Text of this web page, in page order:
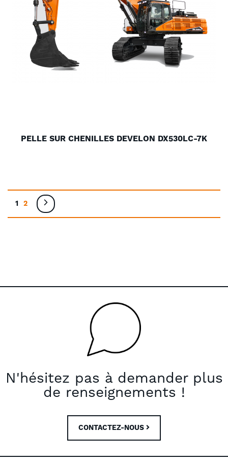
PELLE SUR CHENILLES DEVELON DX530LC-7K
Vous lisez actuellement la page
1 Page
2 Page
Suivant
N'hésitez pas à demander plus
de renseignements !
CONTACTEZ-NOUS